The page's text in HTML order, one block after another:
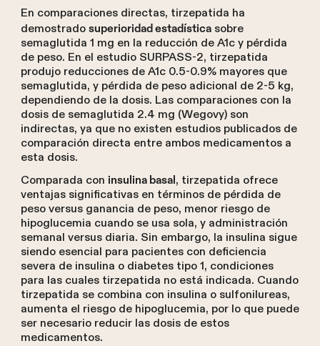
En comparaciones directas, tirzepatida ha
demostrado superioridad estadísticasobre
semaglutida 1 mg en la reducción de A1c y pérdida
de peso. En el estudio SURPASS-2, tirzepatida
produjo reducciones de A1c 0.5-0.9% mayores que
semaglutida, y pérdida de peso adicional de 2-5 kg,
dependiendo de la dosis. Las comparaciones con la
dosis de semaglutida 2.4 mg (Wegovy) son
indirectas, ya que no existen estudios publicados de
comparación directa entre ambos medicamentos a
esta dosis.
Comparada con insulina basal, tirzepatida ofrece
ventajas significativas en términos de pérdida de
peso versus ganancia de peso, menor riesgo de
hipoglucemia cuando se usa sola, y administración
semanal versus diaria. Sin embargo, la insulina sigue
siendo esencial para pacientes con deficiencia
severa de insulina o diabetes tipo 1, condiciones
para las cuales tirzepatida no está indicada. Cuando
tirzepatida se combina con insulina o sulfonilureas,
aumenta el riesgo de hipoglucemia, por lo que puede
ser necesario reducir las dosis de estos
medicamentos.